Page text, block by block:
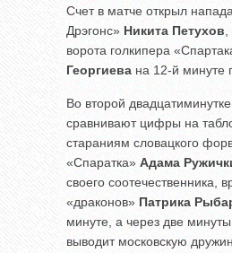
Счет в матче открыл
Дрэгонс» Никита Петухов,
ворота голкипера
Георгиева на 12-й минуте
Во второй
сравнивают цифры на
стараниям словацкого
«Спаратка» Адама
своего соотечественника,
«драконов» Патрика
минуте, а через две минуты
выводит московскую